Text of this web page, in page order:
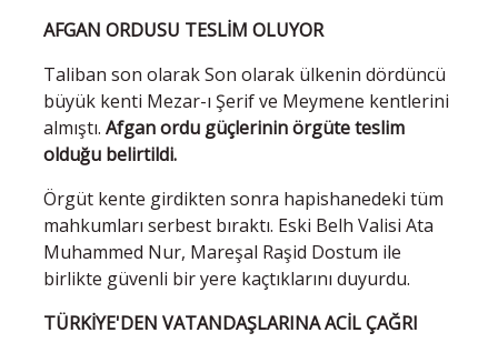
AFGAN ORDUSU TESLİM OLUYOR
Taliban son olarak Son olarak ülkenin dördüncü
büyük kenti Mezar-ı Şerif ve Meymene kentlerini
almıştı. Afgan ordu güçlerinin örgüte teslim
olduğu belirtildi.
Örgüt kente girdikten sonra hapishanedeki tüm
mahkumları serbest bıraktı. Eski Belh Valisi Ata
Muhammed Nur, Mareşal Raşid Dostum ile
birlikte güvenli bir yere kaçtıklarını duyurdu.
TÜRKİYE'DEN VATANDAŞLARINA ACİL ÇAĞRI